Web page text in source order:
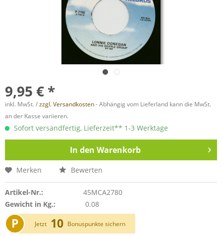
9,95 € *
inkl. MwSt. /zzgl. Versandkosten- Abhängig vom Lieferland kann die MwSt.
an der Kasse variieren.
Sofort versandfertig, Lieferzeit** 1-3 Werktage
In den Warenkorb
Merken Bewerten
Artikel-Nr.:
45MCA2780
Gewicht in Kg.:
0.08
P Jetzt 10 Bonuspunkte sichern